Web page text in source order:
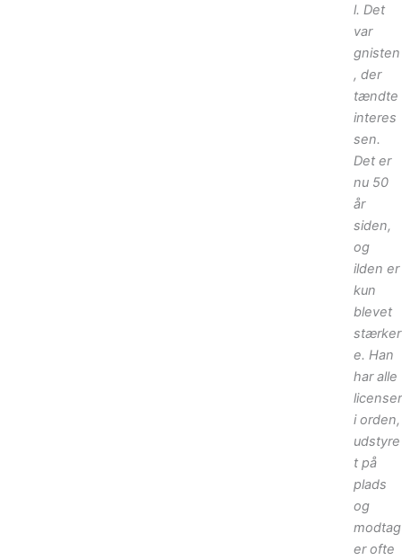
l. Det
var
gnisten
, der
tændte
interes
sen.
Det er
nu 50
år
siden,
og
ilden er
kun
blevet
stærker
e. Han
har alle
licenser
i orden,
udstyre
t på
plads
og
modtag
er ofte